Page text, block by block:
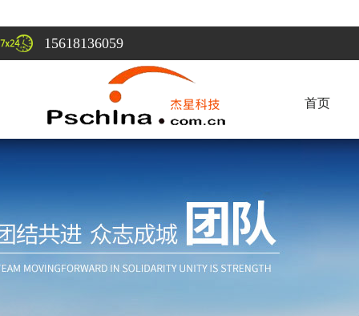
15618136059
首页